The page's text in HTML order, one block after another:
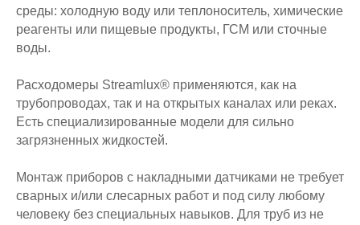
среды: холодную воду или теплоноситель, химические
реагенты или пищевые продукты, ГСМ или сточные
воды.
Расходомеры Streamlux® применяются, как на
трубопроводах, так и на открытых каналах или реках.
Есть специализированные модели для сильно
загрязненных жидкостей.
Монтаж приборов с накладными датчиками не требует
сварных и/или слесарных работ и под силу любому
человеку без специальных навыков. Для труб из не